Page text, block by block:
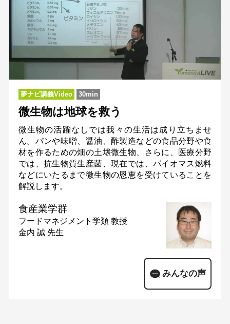
夢ナビ講義Video 30min
微生物は地球を救う
微生物の活躍なしでは我々の生活は成り立ちませ
ん。パンや味噌、醤油、酢製造などの食品分野や食
材を作るための畑の土壌微生物、さらに、医療分野
では、抗生物質生産菌、現在では、バイオマス燃料
などにいたるまで微生物の恩恵を受けていることを
解説します。
食産業学群
フードマネジメント学類 教授
金内 誠 先生
みんなの声